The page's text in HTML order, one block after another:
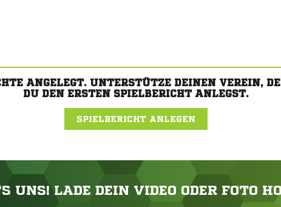
ANGELEGT. UNTERSTÜTZE DEINEN VEREIN,
DU DEN ERSTEN SPIELBERICHT ANLEGST.
SPIELBERICHT ANLEGEN
UNS! LADE DEIN VIDEO ODER FOTO